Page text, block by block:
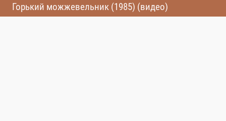
Горький можжевельник (1985) (видео)